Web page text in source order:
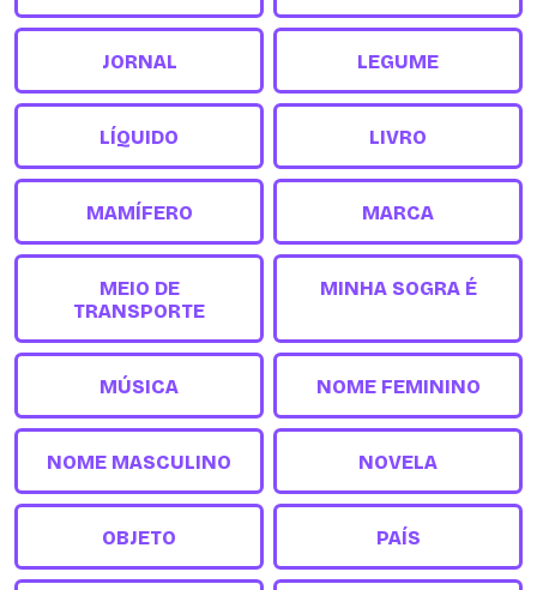
JORNAL LEGUME
LÍQUIDO LIVRO
MAMÍFERO MARCA
MEIO DE
TRANSPORTE
MINHA SOGRA É
MÚSICA NOME FEMININO
NOME MASCULINO NOVELA
OBJETO PAÍS